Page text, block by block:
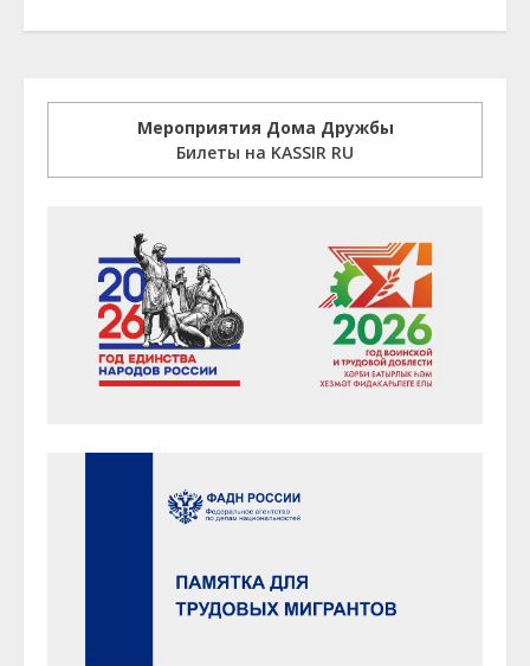
Мероприятия Дома Дружбы
Билеты на KASSIR RU